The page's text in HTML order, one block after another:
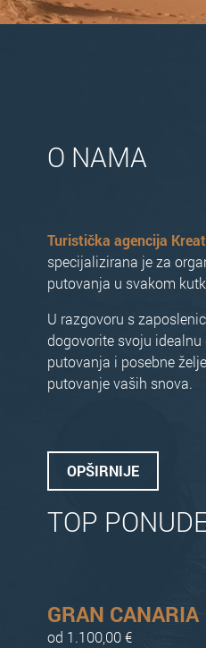
O NAMA
Turistička agencija
specijalizirana je za
putovanja u svakom
U razgovoru s
dogovorite svoju
putovanja i posebne
putovanje vaših snova.
OPŠIRNIJE
TOP
GRAN CANARIA
od 1.100,00 €